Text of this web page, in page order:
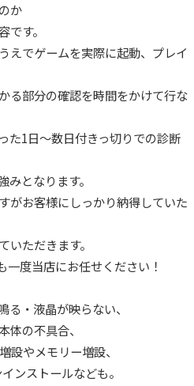
か
す。
えでゲームを実際に起動、プレイ
る部分の確認を時間をかけて行な
た1日～数日付きっ切りでの診断
となります。
がお客様にしっかり納得していた
いただきます。
一度当店にお任せください！
・液晶が映らない、
体の不具合、
設やメモリー増設、
ンストールなども。